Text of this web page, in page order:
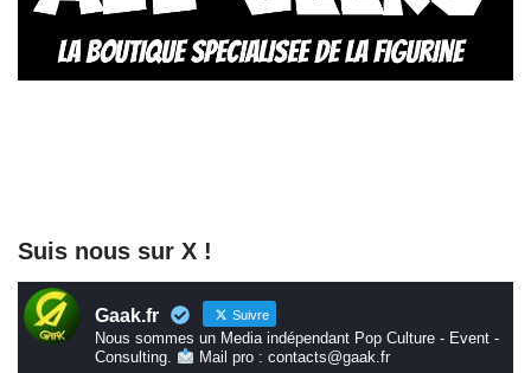
Suis nous sur X !
Gaak.fr Suivre
Nous sommes un Media indépendant Pop Culture - Event -
Consulting.
Mail pro : contacts@gaak.fr